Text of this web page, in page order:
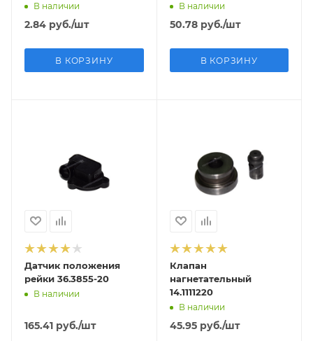
В наличии
2.84 руб./шт
В КОРЗИНУ
В наличии
50.78руб./шт
В КОРЗИНУ
Датчик положения
рейки 36.3855-20
В наличии
165.41 руб./шт
Клапан
нагнетательный
14.1111220
В наличии
45.95руб./шт